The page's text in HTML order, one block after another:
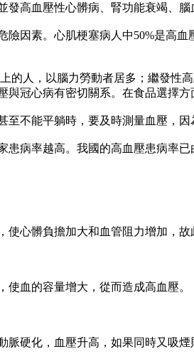
高血壓性心髒病、腎功能衰竭、腦
素。心肌梗塞病人中50%是高血
，以腦力勞動者居多；繼發性高
冠心病有密切關系。在食品選擇方
能平躺時，要及時測量血壓，因
率越高。我國的高血壓患病率已
心髒負擔加大和血管阻力增加，故
血的容量增大，從而造成高血壓。
硬化，血壓升高，如果同時又吸煙